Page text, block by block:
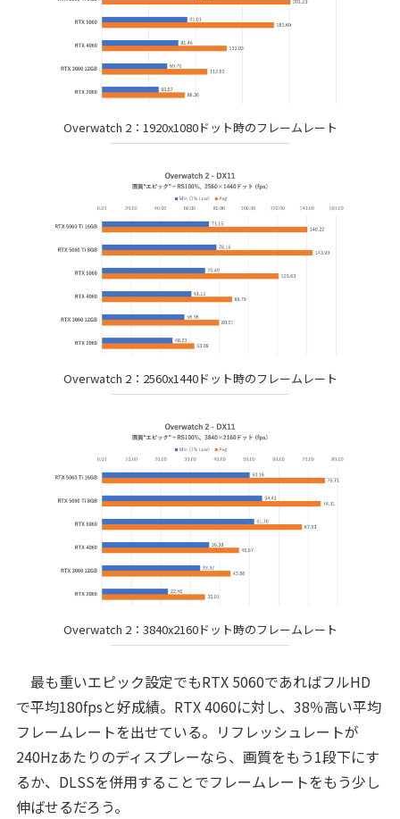
Overwatch 2：1920x1080ドット時のフレームレート
Overwatch 2：2560x1440ドット時のフレームレート
Overwatch 2：3840x2160ドット時のフレームレート
最も重いエピック設定でもRTX 5060であればフルHD
で平均180fpsと好成績。RTX 4060に対し、38％高い平均
フレームレートを出せている。リフレッシュレートが
240Hzあたりのディスプレーなら、画質をもう1段下にす
るか、DLSSを併用することでフレームレートをもう少し
伸ばせるだろう。